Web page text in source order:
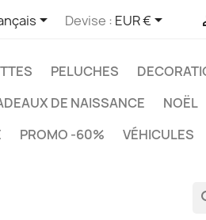
 Devise : EUR €
PELUCHES
DE NAISSANCE NOËL
PROMO -60% VÉHICULES